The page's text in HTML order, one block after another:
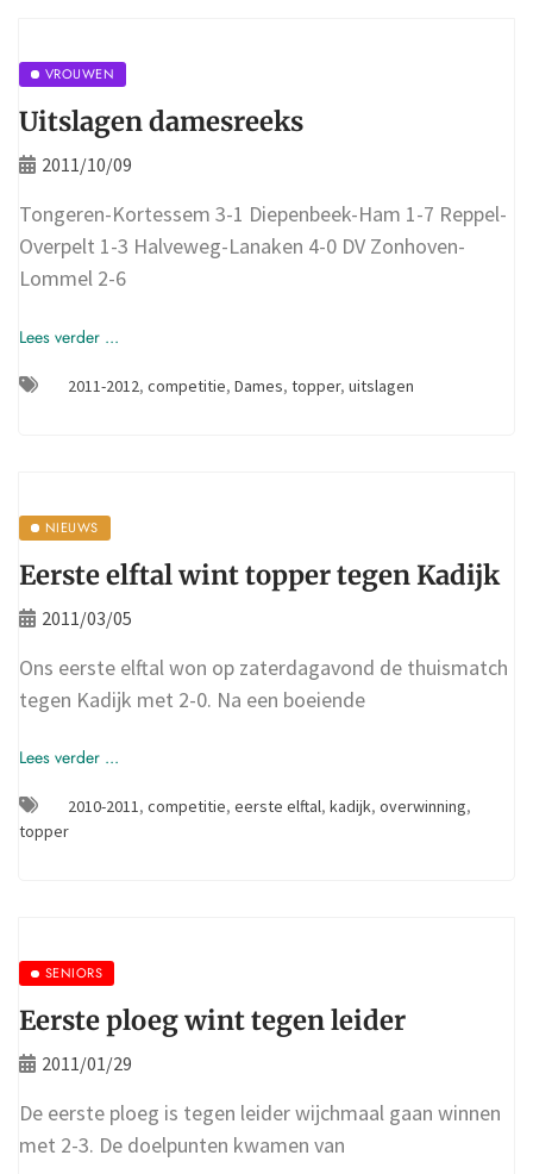
VROUWEN
Uitslagen damesreeks
2011/10/09
Tongeren-Kortessem 3-1 Diepenbeek-Ham 1-7 Reppel-
Overpelt 1-3 Halveweg-Lanaken 4-0 DV Zonhoven-
Lommel 2-6
Lees verder ...
2011-2012, competitie, Dames, topper, uitslagen
NIEUWS
Eerste elftal wint topper tegen Kadijk
2011/03/05
Ons eerste elftal won op zaterdagavond de thuismatch
tegen Kadijk met 2-0. Na een boeiende
Lees verder ...
2010-2011, competitie, eerste elftal, kadijk, overwinning,
topper
SENIORS
Eerste ploeg wint tegen leider
2011/01/29
De eerste ploeg is tegen leider wijchmaal gaan winnen
met 2-3. De doelpunten kwamen van